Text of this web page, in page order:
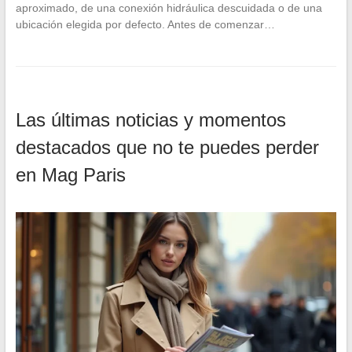
aproximado, de una conexión hidráulica descuidada o de una
ubicación elegida por defecto. Antes de comenzar…
Las últimas noticias y momentos
destacados que no te puedes perder
en Mag Paris